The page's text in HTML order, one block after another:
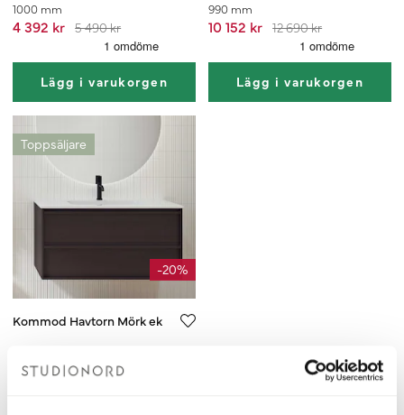
1000 mm
4 392 kr 5 490 kr
Lägg i varukorgen
990 mm
10 152 kr 12 690 kr
Lägg i varukorgen
Toppsäljare
-20%
Kommod Havtorn Mörk ek
10 152 kr 12 690 kr